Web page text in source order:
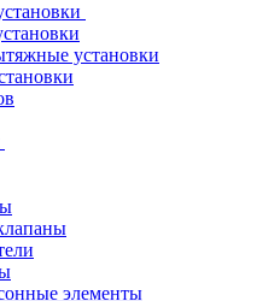
установки
элементы